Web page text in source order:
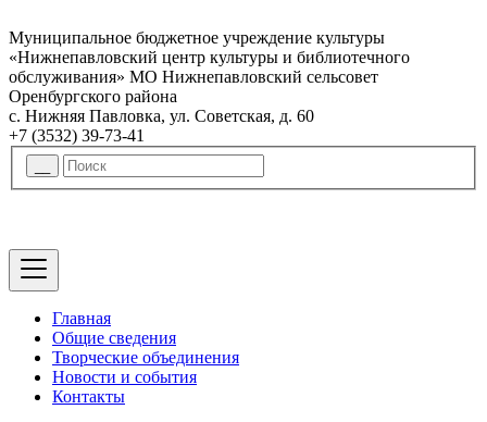
Муниципальное бюджетное учреждение культуры
«Нижнепавловский центр культуры и библиотечного
обслуживания» МО Нижнепавловский сельсовет
Оренбургского района
с. Нижняя Павловка, ул. Советская, д. 60
+7 (3532) 39-73-41
Главная
Общие сведения
Творческие объединения
Новости и события
Контакты